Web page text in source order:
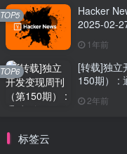
Hacker
2025-02-
1年前
TOP5
[转载]独立
150期） :
2年前
TOP6
标签云